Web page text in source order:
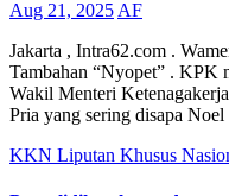
Aug 21, 2025 AF
Jakarta , Intra62.com .
Tambahan “Nyopet” . KPK
Wakil Menteri
Pria yang sering disapa
KKN Liputan Khusus